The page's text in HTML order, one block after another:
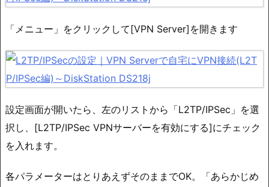
「メニュー」をクリックして[VPN Server]を開きます
設定画面が開いたら、左のリストから「L2TP/IPSec」を選
択し、[L2TP/IPSec VPNサーバーを有効にする]にチェック
を入れます。
各パラメーターはとりあえずそのままでOK。「あらかじめ